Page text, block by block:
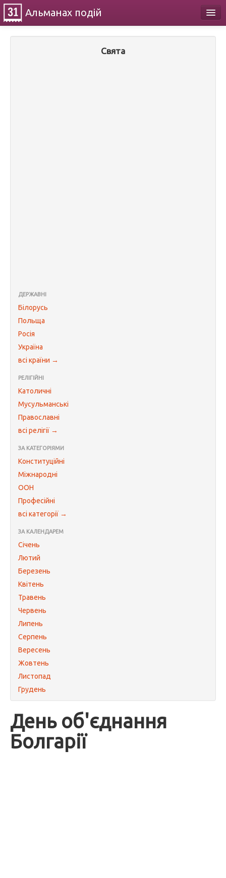
Альманах подій
Свята
ДЕРЖАВНІ
Білорусь
Польща
Росія
Україна
всі країни →
РЕЛІГІЙНІ
Католичні
Мусульманські
Православні
всі релігії →
ЗА КАТЕГОРІЯМИ
Конституційні
Міжнародні
ООН
Професійні
всі категорії →
ЗА КАЛЕНДАРЕМ
Січень
Лютий
Березень
Квітень
Травень
Червень
Липень
Серпень
Вересень
Жовтень
Листопад
Грудень
День об'єднання
Болгарії